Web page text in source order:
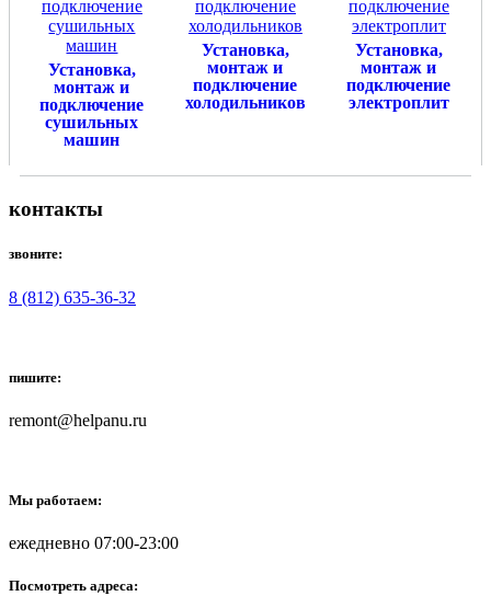
Установка,
монтаж и
подключение
сушильных
машин
Установка,
монтаж и
подключение
холодильников
Установка,
монтаж и
подключение
электроплит
контакты
звоните:
8 (812) 635-36-32
пишите:
remont@helpanu.ru
Мы работаем:
ежедневно 07:00-23:00
Посмотреть адреса: